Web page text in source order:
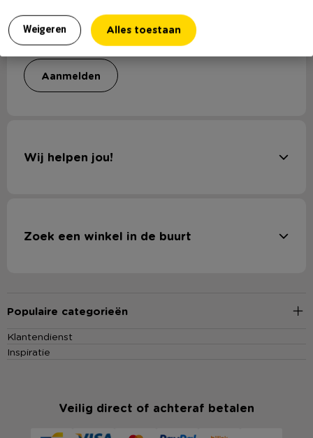
Weigeren Alles toestaan
Aanmelden Xtra Xenos
Word Xtra Xenos Member en krijg 10% korting
aanmelden
Wij helpen jou!
Zoek een winkel in de buurt
Populaire categorieën
Klantendienst
Inspiratie
Veilig direct of achteraf betalen